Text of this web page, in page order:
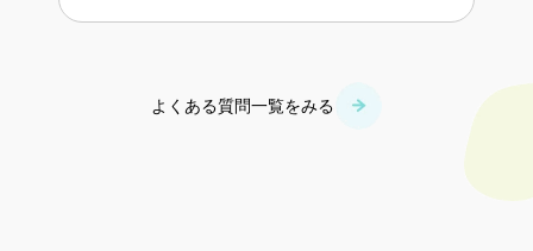
よくある質問一覧をみる